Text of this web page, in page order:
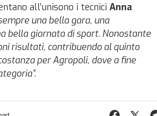
all’unisono i tecnici Anna
una bella gara, una
bella giornata di sport. Nonostante
risultati, contribuendo al quinto
per Agropoli, dove a fine